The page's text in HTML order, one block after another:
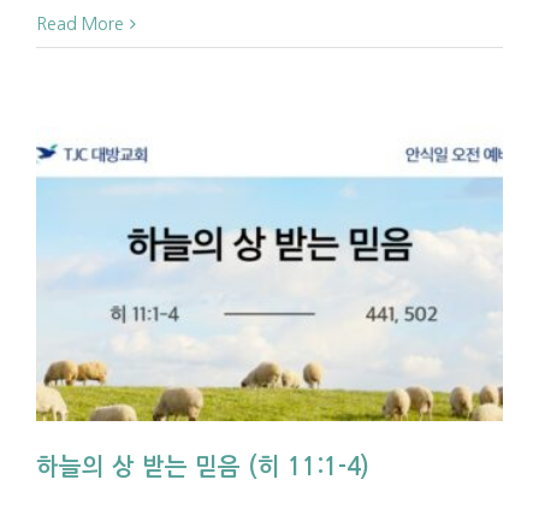
Read More
하늘의 상 받는 믿음 (히 11:1-4)